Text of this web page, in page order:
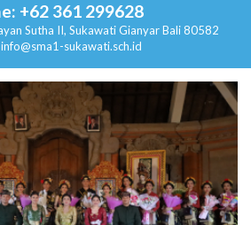
+62 361 299628
Sutha II, SukawatiGianyar Bali 80582
sukawati.sch.id